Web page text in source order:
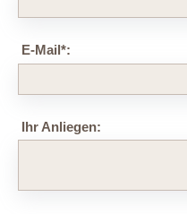
E-Mail*:
Ihr Anliegen: